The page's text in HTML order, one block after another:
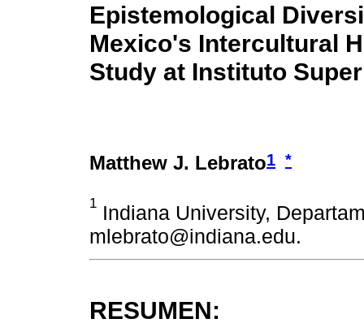
Epistemological
Mexico's Intercultural
Study at Instituto
Matthew J. Lebrato1 *
1 Indiana University,
mlebrato@indiana.edu.
RESUMEN: